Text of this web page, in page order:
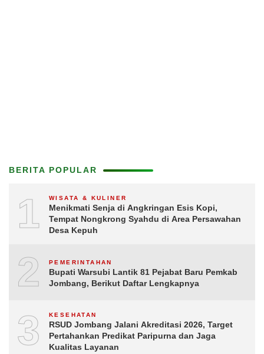
BERITA POPULAR
1 WISATA & KULINER
Menikmati Senja di Angkringan Esis Kopi,
Tempat Nongkrong Syahdu di Area Persawahan
Desa Kepuh
2 PEMERINTAHAN
Bupati Warsubi Lantik 81 Pejabat Baru Pemkab
Jombang, Berikut Daftar Lengkapnya
3 KESEHATAN
RSUD Jombang Jalani Akreditasi 2026, Target
Pertahankan Predikat Paripurna dan Jaga
Kualitas Layanan